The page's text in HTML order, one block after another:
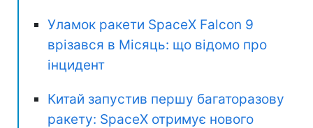
Уламок ракети SpaceX Falcon 9
врізався в Місяць: що відомо про
інцидент
Китай запустив першу багаторазову
ракету: SpaceX отримує нового